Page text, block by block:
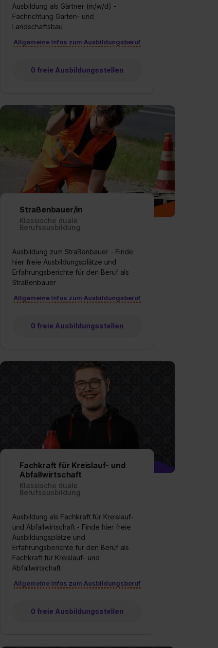
Ausbildung als Gärtner (m/w/d) -
Fachrichtung Garten- und
Landschaftsbau
Allgemeine Infos zum Ausbildungsberuf
0 freie Ausbildungsstellen
Straßenbauer/in
Klassische duale
Berufsausbildung
Ausbildung zum Straßenbauer - Finde
hier freie Ausbildungsplätze und
Erfahrungsberichte für den Beruf als
Straßenbauer
Allgemeine Infos zum Ausbildungsberuf
0 freie Ausbildungsstellen
Fachkraft für Kreislauf- und
Abfallwirtschaft
Klassische duale
Berufsausbildung
Ausbildung als Fachkraft für Kreislauf-
und Abfallwirtschaft - Finde hier freie
Ausbildungsplätze und
Erfahrungsberichte für den Beruf als
Fachkraft für Kreislauf- und
Abfallwirtschaft
Allgemeine Infos zum Ausbildungsberuf
0 freie Ausbildungsstellen